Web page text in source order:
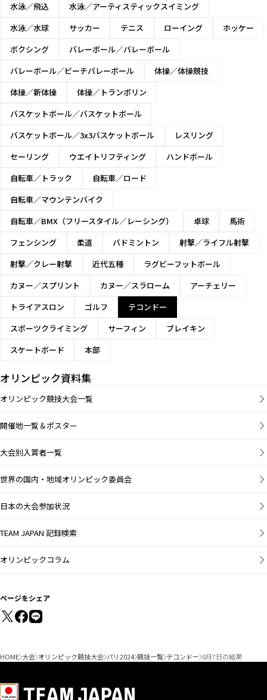
水泳／飛込
水泳／アーティスティックスイミング
水泳／水球
サッカー テニス ローイング
ホッケー
ボクシング
バレーボール／バレーボール
バレーボール／ビーチバレーボール
体操／体操競技
体操／新体操
体操／トランポリン
バスケットボール／バスケットボール
バスケットボール／3x3バスケットボール
レスリング
セーリング
ウエイトリフティング
ハンドボール
自転車／トラック
自転車／ロード
自転車／マウンテンバイク
自転車／BMX（フリースタイル／レーシング）
卓球
馬術
フェンシング
柔道 バドミントン
射撃／ライフル射撃
射撃／クレー射撃
近代五種
ラグビーフットボール
カヌー／スプリント
カヌー／スラローム
アーチェリー
トライアスロン
ゴルフ
テコンドー
スポーツクライミング
サーフィン
ブレイキン
スケートボード
本部
オリンピック資料集
オリンピック競技大会一覧
開催地一覧＆ポスター
大会別入賞者一覧
世界の国内・地域オリンピック委員会
日本の大会参加状況
TEAM JAPAN 記録検索
オリンピックコラム
ページをシェア
HOME 大会 オリンピック競技大会 パリ2024 競技一覧 テコンドー 8月7日の結果